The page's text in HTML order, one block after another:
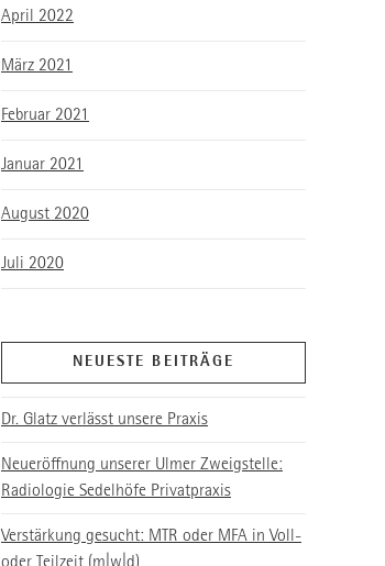
April 2022
März 2021
Februar 2021
Januar 2021
August 2020
Juli 2020
NEUESTE BEITRÄGE
Dr. Glatz verlässt unsere Praxis
Neueröffnung unserer Ulmer Zweigstelle:
Radiologie Sedelhöfe Privatpraxis
Verstärkung gesucht: MTR oder MFA in Voll-